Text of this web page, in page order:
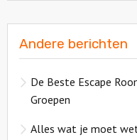
Andere berichten
De Beste Escape
Groepen
Alles wat je moet